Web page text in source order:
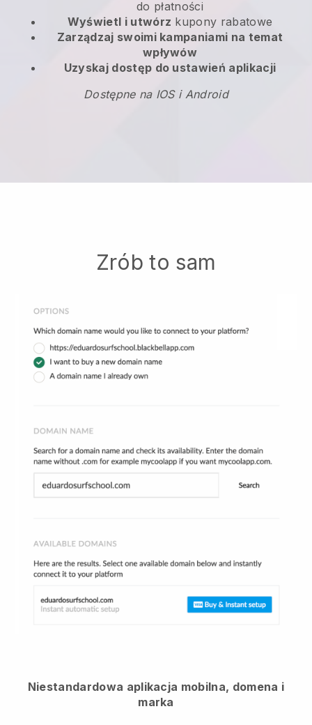
do płatności
Wyświetl i utwórz kupony rabatowe
Zarządzaj swoimi kampaniami na temat
wpływów
Uzyskaj dostęp do ustawień aplikacji
Dostępne na IOS i Android
Zrób to sam
Niestandardowa aplikacja mobilna, domena i
marka